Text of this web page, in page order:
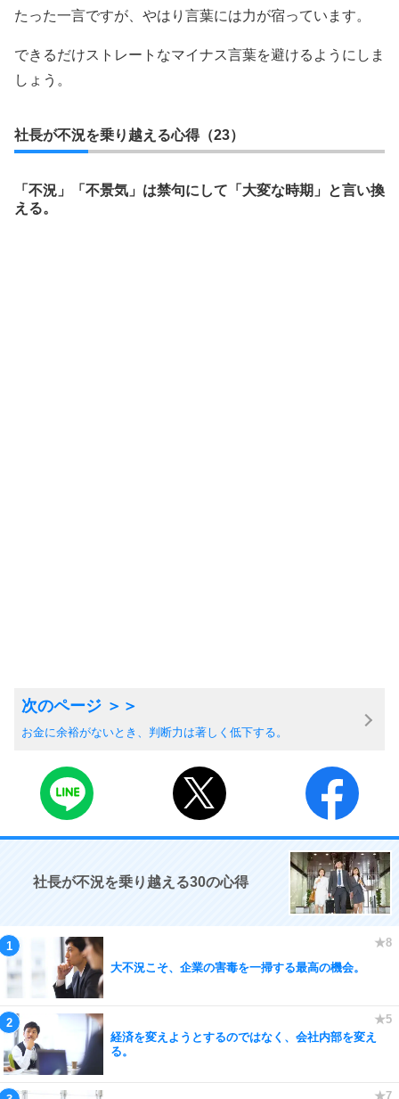
たった一言ですが、やはり言葉には力が宿っています。
できるだけストレートなマイナス言葉を避けるようにしま
しょう。
社長が不況を乗り越える心得（23）
「不況」「不景気」は禁句にして「大変な時期」と言い換
える。
お金に余裕がないとき、判断力は著しく低下する。
社長が不況を乗り越える30の心得
大不況こそ、企業の害毒を一掃する最高の機会。
経済を変えようとするのではなく、会社内部を変え
る。